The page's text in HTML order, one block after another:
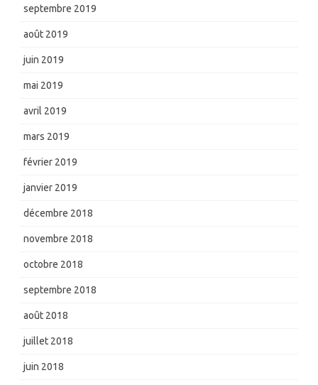
septembre 2019
août 2019
juin 2019
mai 2019
avril 2019
mars 2019
février 2019
janvier 2019
décembre 2018
novembre 2018
octobre 2018
septembre 2018
août 2018
juillet 2018
juin 2018